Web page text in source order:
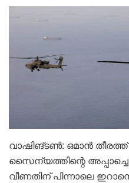
വാഷിങ്ടൺ: ഒമാൻ
സൈന്യത്തിന്റെ
വീണതിന് പിന്നാലെ